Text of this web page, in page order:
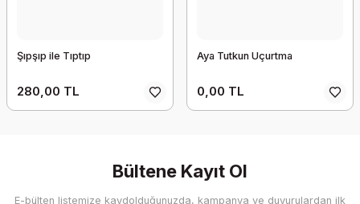
Şıpşıp ile Tıptıp
280,00 TL
Aya Tutkun Uçurtma
0,00 TL
Bültene Kayıt Ol
E-bülten listemize kaydolduğunuzda, kampanya ve duyurulardan ilk